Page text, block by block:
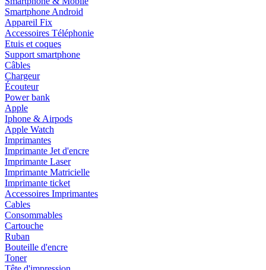
Smartphone Android
Appareil Fix
Accessoires Téléphonie
Etuis et coques
Support smartphone
Câbles
Chargeur
Écouteur
Power bank
Apple
Iphone & Airpods
Apple Watch
Imprimantes
Imprimante Jet d'encre
Imprimante Laser
Imprimante Matricielle
Imprimante ticket
Accessoires Imprimantes
Cables
Consommables
Cartouche
Ruban
Bouteille d'encre
Toner